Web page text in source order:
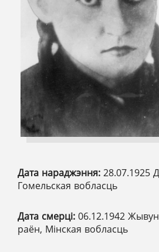
Дата нараджэння: 28.07.1925
Гомельская вобласць
Дата смерці: 06.12.1942
раён, Мінская вобласць